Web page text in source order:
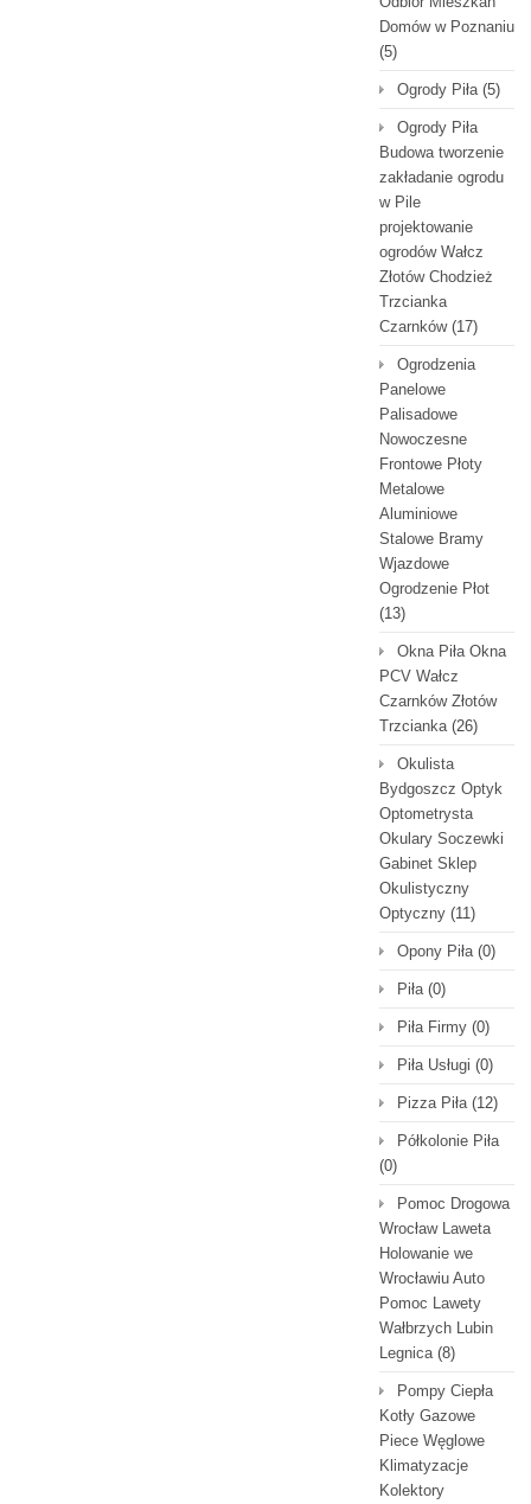
Domów w Poznaniu
(5)
Ogrody Piła(5)
Ogrody Piła
Budowa tworzenie
zakładanie ogrodu
w Pile
projektowanie
ogrodów Wałcz
Złotów Chodzież
Trzcianka
Czarnków(17)
Ogrodzenia
Panelowe
Palisadowe
Nowoczesne
Frontowe Płoty
Metalowe
Aluminiowe
Stalowe Bramy
Wjazdowe
Ogrodzenie Płot
(13)
Okna Piła Okna
PCV Wałcz
Czarnków Złotów
Trzcianka(26)
Okulista
Bydgoszcz Optyk
Optometrysta
Okulary Soczewki
Gabinet Sklep
Okulistyczny
Optyczny (11)
Opony Piła(0)
Piła(0)
Piła Firmy (0)
Piła Usługi (0)
Pizza Piła(12)
Półkolonie Piła
(0)
Pomoc Drogowa
Wrocław Laweta
Holowanie we
Wrocławiu Auto
Pomoc Lawety
Wałbrzych Lubin
Legnica(8)
Pompy Ciepła
Kotły Gazowe
Piece Węglowe
Klimatyzacje
Kolektory